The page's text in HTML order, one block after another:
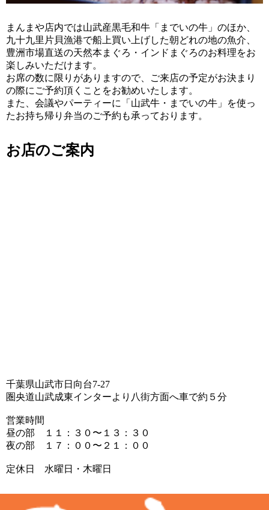
まんまや店内では山武産黒毛和牛「までいの牛」のほか、
九十九里片貝漁港で船上買い上げした朝どれの地の魚介、
豊洲市場直送の天然本まぐろ・インドまぐろのお料理をお
楽しみいただけます。
お席の数に限りがありますので、ご来店の予定がお決まり
の際にご予約頂くことをお勧めいたします。
また、会議やパーティーに「山武牛・までいの牛」を使っ
たお持ち帰り弁当のご予約も承っております。
お店のご案内
千葉県山武市日向台7-27
圏央道山武成東インターより八街方面へ車で約５分
営業時間
昼の部 １１：３０〜１３：３０
夜の部 １７：００〜２１：００
定休日 水曜日・木曜日